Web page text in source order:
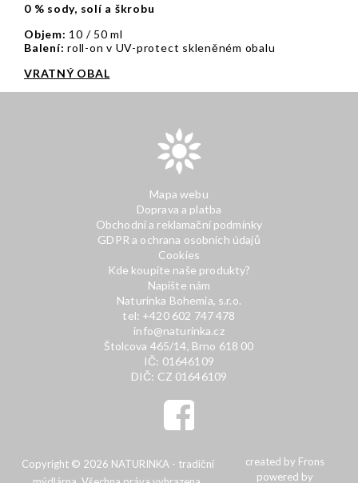
0 % sody, solí a škrobu
Objem: 10 / 50 ml
Balení: roll-on v UV-protect skleněném obalu
VRATNÝ OBAL
Mapa webu
Doprava a platba
Obchodní a reklamační podmínky
GDPR a ochrana osobních údajů
Cookies
Kde koupíte naše produkty?
Napište nám
Naturinka Bohemia, s.r.o.
tel: +420 602 747 478
info@naturinka.cz
Štolcova 465/14, Brno 618 00
IČ: 01646109
DIČ: CZ 01646109
Copyright © 2026 NATURINKA - tradiční
created by Frons
powered by